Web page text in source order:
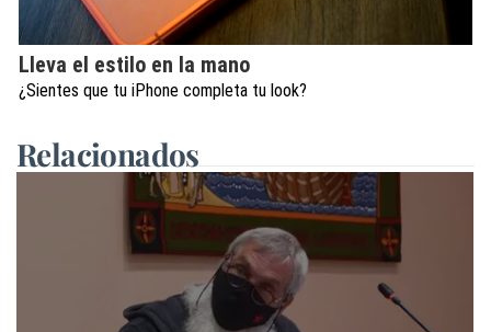
Lleva el estilo en la mano
¿Sientes que tu iPhone completa tu look?
Relacionados